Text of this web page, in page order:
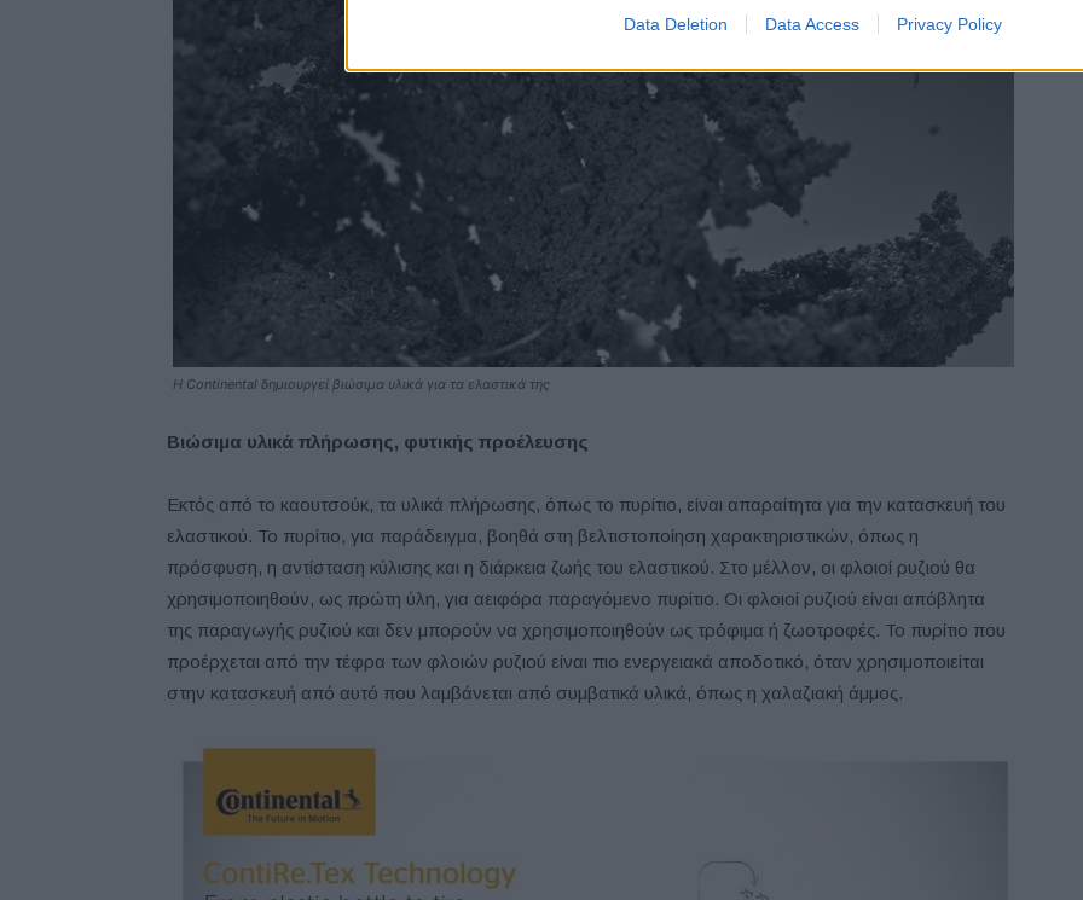
Data Deletion Data Access Privacy Policy
H Continental δημιουργεί βιώσιμα υλικά για τα ελαστικά της
Βιώσιμα υλικά πλήρωσης, φυτικής προέλευσης
Εκτός από το καουτσούκ, τα υλικά πλήρωσης, όπως το πυρίτιο, είναι απαραίτητα για την κατασκευή του
ελαστικού. Το πυρίτιο, για παράδειγμα, βοηθά στη βελτιστοποίηση χαρακτηριστικών, όπως η
πρόσφυση, η αντίσταση κύλισης και η διάρκεια ζωής του ελαστικού. Στο μέλλον, οι φλοιοί ρυζιού θα
χρησιμοποιηθούν, ως πρώτη ύλη, για αειφόρα παραγόμενο πυρίτιο. Οι φλοιοί ρυζιού είναι απόβλητα
της παραγωγής ρυζιού και δεν μπορούν να χρησιμοποιηθούν ως τρόφιμα ή ζωοτροφές. Το πυρίτιο που
προέρχεται από την τέφρα των φλοιών ρυζιού είναι πιο ενεργειακά αποδοτικό, όταν χρησιμοποιείται
στην κατασκευή από αυτό που λαμβάνεται από συμβατικά υλικά, όπως η χαλαζιακή άμμος.